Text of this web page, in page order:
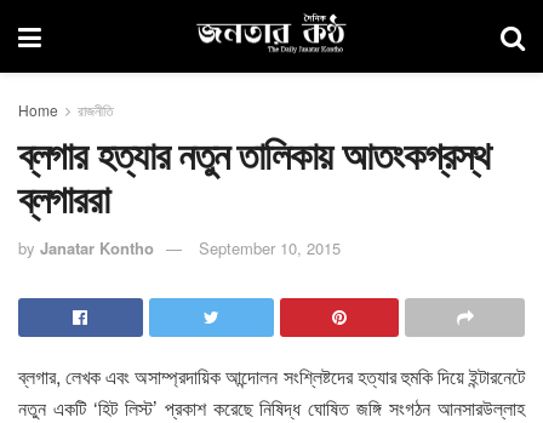
Home রাজনীতি
ব্লগার হত্যার নতুন তালিকায় আতংকগ্রস্থ
ব্লগাররা
by Janatar Kontho September 10, 2015
ব্লগার, লেখক এবং অসাম্প্রদায়িক আন্দোলন সংশ্লিষ্টদের হত্যার হুমকি দিয়ে ইন্টারনেটে
নতুন একটি ‘হিট লিস্ট’ প্রকাশ করেছে নিষিদ্ধ ঘোষিত জঙ্গি সংগঠন আনসারউল্লাহ